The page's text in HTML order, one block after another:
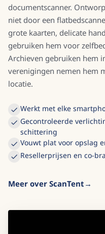
documentscanner.
niet door een
grote kaarten, delicate
gebruiken hem voor
Archieven gebruiken hem
verenigingen nemen hem
locatie.
Werkt met elke
Gecontroleerde
schittering
Vouwt plat voor opslag
Resellerprijs­en en co-
Meer over ScanTent